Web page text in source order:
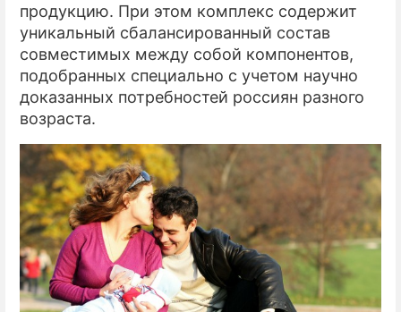
продукцию. При этом комплекс содержит
уникальный сбалансированный состав
совместимых между собой компонентов,
подобранных специально с учетом научно
доказанных потребностей россиян разного
возраста.